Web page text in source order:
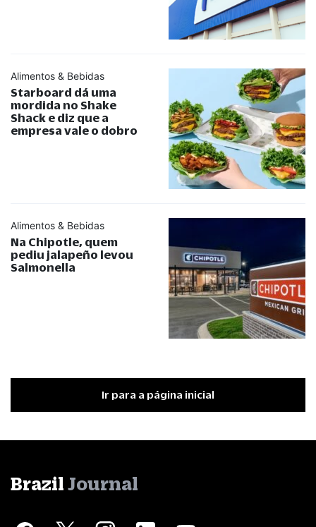
Alimentos & Bebidas
Starboard dá uma
mordida no Shake
Shack e diz que a
empresa vale o dobro
Alimentos & Bebidas
Na Chipotle, quem
pediu jalapeño levou
Salmonella
Ir para a página inicial
Brazil Journal